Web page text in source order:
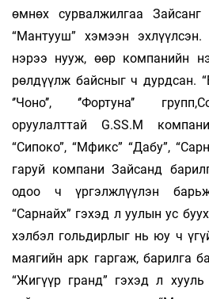
өмнөх сур­вал­жилгаа Зайсанг
“Мантууш” хэмээн
нэрээ нууж, өөр компанийн
рөлдүүлж байсныг ч дурдсан.
‘’Чоно’’, ‘’Фортуна’’
оруулалттай G.SS.M
“Сипоко”, “Мфикс” “Дабу”,
гаруй компани Зайсанд
одоо ч үргэлжлүүлэн
“Сарнайх” гэхэд л уулын ус
хэлбэл гольдирлыг нь юу ч
маягийн арк гар­гаж, барилга
“Жигүүр гранд” гэхэд л